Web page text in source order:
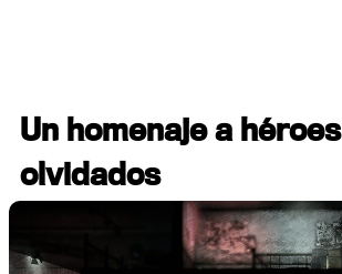
Un homenaje a héroes
olvidados